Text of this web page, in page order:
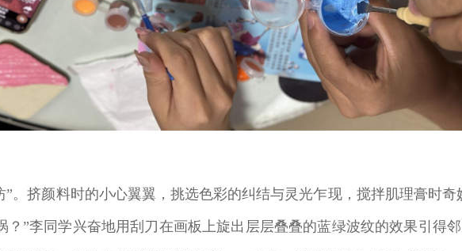
”。挤颜料时的小心翼翼，挑选色彩的纠结与灵光乍现，搅拌肌理膏时
”李同学兴奋地用刮刀在画板上旋出层层叠叠的蓝绿波纹的效果引得